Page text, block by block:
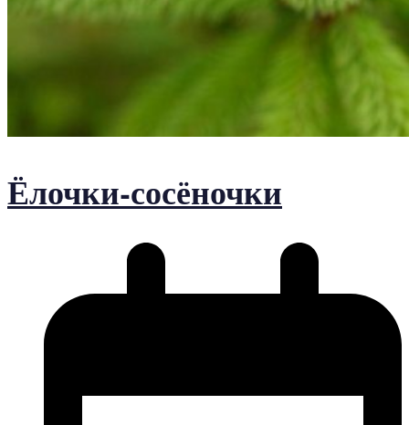
Ёлочки-сосёночки